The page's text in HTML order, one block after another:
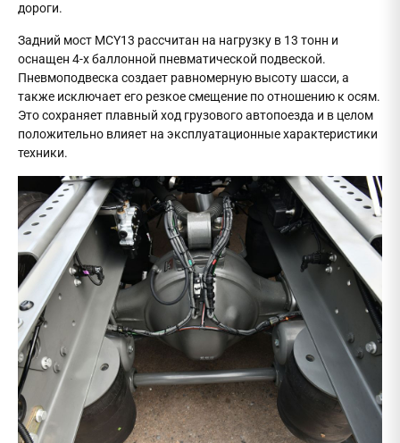
дороги.
Задний мост MCY13 рассчитан на нагрузку в 13 тонн и
оснащен 4-х баллонной пневматической подвеской.
Пневмоподвеска создает равномерную высоту шасси, а
также исключает его резкое смещение по отношению к осям.
Это сохраняет плавный ход грузового автопоезда и в целом
положительно влияет на эксплуатационные характеристики
техники.